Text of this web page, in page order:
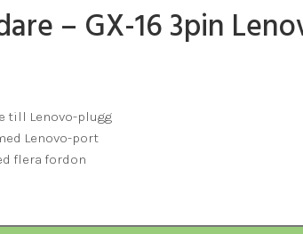
– GX-16 3pin
till Lenovo-plugg
Lenovo-port
flera fordon